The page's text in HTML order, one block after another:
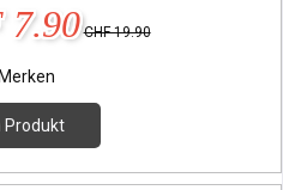
7.90 CHF 19.90
Merken
Produkt